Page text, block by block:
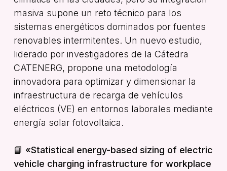
masiva supone un reto técnico para los
sistemas energéticos dominados por fuentes
renovables intermitentes. Un nuevo estudio,
liderado por investigadores de la Cátedra
CATENERG, propone una metodología
innovadora para optimizar y dimensionar la
infraestructura de recarga de vehículos
eléctricos (VE) en entornos laborales mediante
energía solar fotovoltaica.
📘 «Statistical energy-based sizing of electric
vehicle charging infrastructure for workplace